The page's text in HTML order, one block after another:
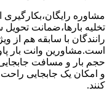
مشاوره رایگان،بکارگیری
تخلیه بارها،ضمانت تحویل
رانندگان با سابقه هم
است.مشاورین وانت بار
حجم بار و مسافت
و امکان یک جابجایی
کنند.